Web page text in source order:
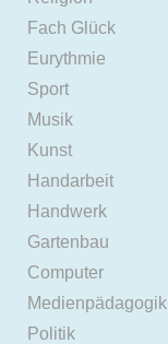
Fach Glück
Eurythmie
Sport
Musik
Kunst
Handarbeit
Handwerk
Gartenbau
Computer
Medienpädagogik
Politik